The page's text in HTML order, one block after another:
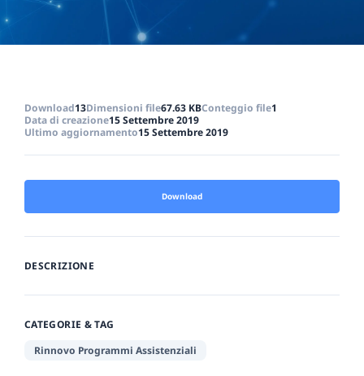
Download13Dimensioni file67.63 KBConteggio file1
Data di creazione15 Settembre 2019
Ultimo aggiornamento15 Settembre 2019
Download
DESCRIZIONE
CATEGORIE & TAG
Rinnovo Programmi Assistenziali